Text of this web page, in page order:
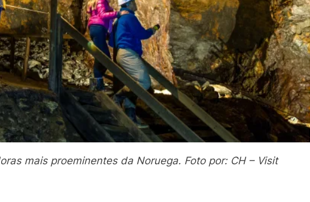
mais proeminentes da Noruega. Foto por: CH – Visit